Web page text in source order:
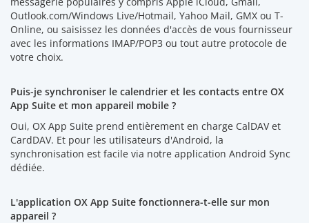
Outlook.com/Windows Live/Hotmail, Yahoo Mail, GMX ou T-
Online, ou saisissez les données d'accès de vous fournisseur
avec les informations IMAP/POP3 ou tout autre protocole de
votre choix.
Puis-je synchroniser le calendrier et les contacts entre OX
App Suite et mon appareil mobile ?
Oui, OX App Suite prend entièrement en charge CalDAV et
CardDAV. Et pour les utilisateurs d'Android, la
synchronisation est facile via notre application Android Sync
dédiée.
L'application OX App Suite fonctionnera-t-elle sur mon
appareil ?